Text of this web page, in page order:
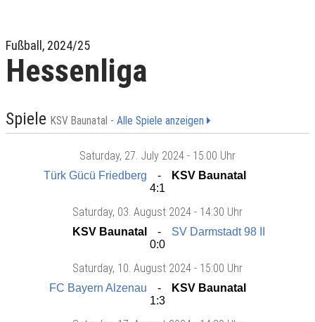
Fußball, 2024/25
Hessenliga
Spiele KSV Baunatal - Alle Spiele anzeigen
Saturday, 27. July 2024 - 15:00 Uhr
Türk Gücü Friedberg
KSV Baunatal
4:1
Saturday, 03. August 2024 - 14:30 Uhr
KSV Baunatal
SV Darmstadt 98 II
0:0
Saturday, 10. August 2024 - 15:00 Uhr
FC Bayern Alzenau
KSV Baunatal
1:3